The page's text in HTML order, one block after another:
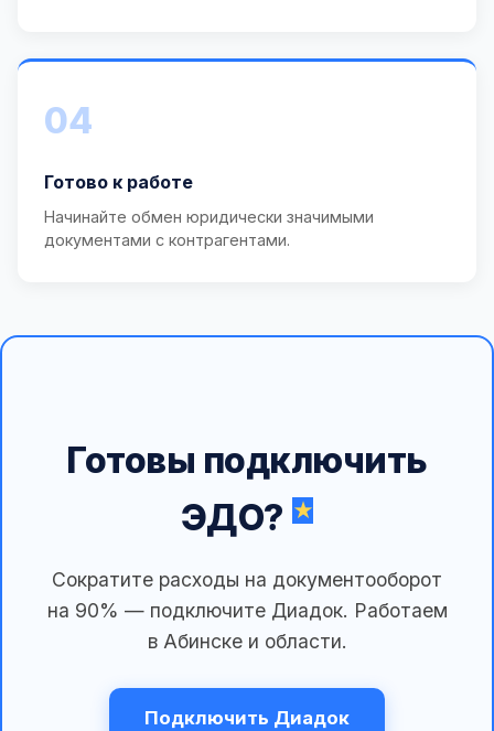
04
Готово к работе
Начинайте обмен юридически значимыми
документами с контрагентами.
Готовы подключить
ЭДО?
Сократите расходы на документооборот
на 90% — подключите Диадок. Работаем
в Абинске и области.
Подключить Диадок